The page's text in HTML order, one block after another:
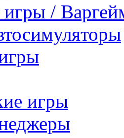
/
игры